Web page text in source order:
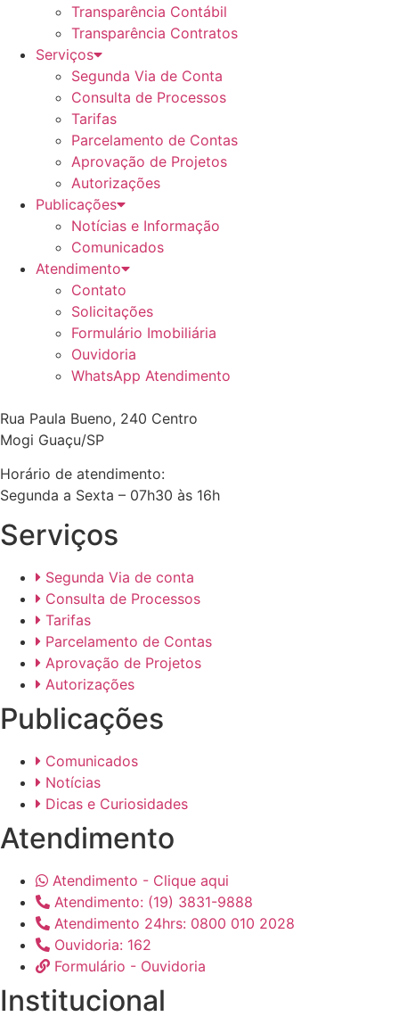
Transparência Contábil
Transparência Contratos
Serviços
Segunda Via de Conta
Consulta de Processos
Tarifas
Parcelamento de Contas
Aprovação de Projetos
Autorizações
Publicações
Notícias e Informação
Comunicados
Atendimento
Contato
Solicitações
Formulário Imobiliária
Ouvidoria
WhatsApp Atendimento
Rua Paula Bueno, 240 Centro
Mogi Guaçu/SP
Horário de atendimento:
Segunda a Sexta – 07h30 às 16h
Serviços
Segunda Via de conta
Consulta de Processos
Tarifas
Parcelamento de Contas
Aprovação de Projetos
Autorizações
Publicações
Comunicados
Notícias
Dicas e Curiosidades
Atendimento
Atendimento - Clique aqui
Atendimento: (19) 3831-9888
Atendimento 24hrs: 0800 010 2028
Ouvidoria: 162
Formulário - Ouvidoria
Institucional